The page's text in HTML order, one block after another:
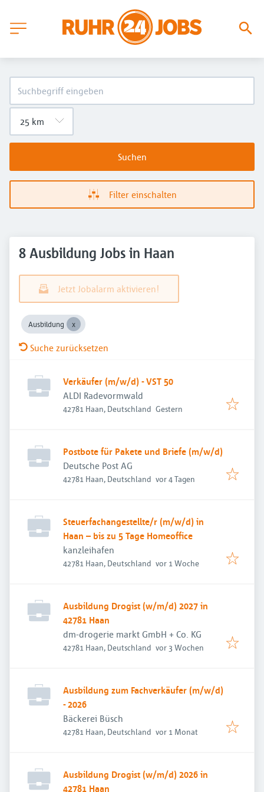
Suchen
Filter einschalten
8 Ausbildung Jobs in Haan
Jetzt Jobalarm aktivieren!
Ausbildung
Suche zurücksetzen
Verkäufer (m/w/d) - VST 50
ALDI Radevormwald
42781 Haan, Deutschland Veröffentlicht
Gestern
Postbote für Pakete und Briefe (m/w/d)
Deutsche Post AG
42781 Haan, Deutschland Veröffentlicht
vor 4 Tagen
Steuerfachangestellte/r (m/w/d) in
Haan – bis zu 5 Tage Homeoffice
kanzleihafen
42781 Haan, Deutschland Veröffentlicht
vor 1 Woche
Ausbildung Drogist (w/m/d) 2027 in
42781 Haan
dm-drogerie markt GmbH + Co. KG
42781 Haan, Deutschland Veröffentlicht
vor 3 Wochen
Ausbildung zum Fachverkäufer (m/w/d)
- 2026
Bäckerei Büsch
42781 Haan, Deutschland Veröffentlicht
vor 1 Monat
Ausbildung Drogist (w/m/d) 2026 in
42781 Haan